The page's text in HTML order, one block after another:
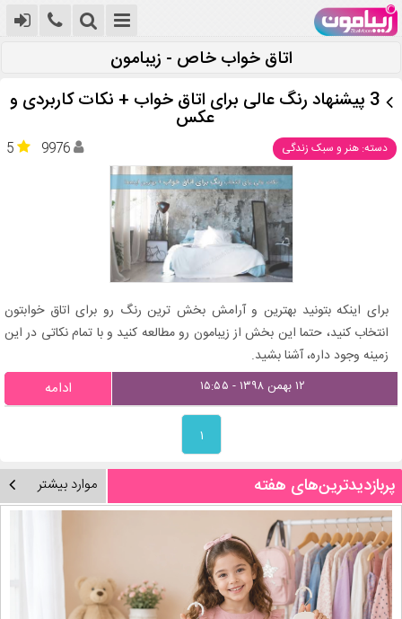
اتاق خواب خاص - زیبامون
3 پیشنهاد رنگ عالی برای اتاق خواب + نکات کاربردی و
عکس
دسته: هنر و سبک زندگی 5 9976
برای اینکه بتونید بهترین و آرامش بخش ترین رنگ رو برای اتاق خوابتون
انتخاب کنید، حتما این بخش از زیبامون رو مطالعه کنید و با تمام نکاتی در این
زمینه وجود داره، آشنا بشید.
۱۲ بهمن ۱۳۹۸ - ۱۵:۵۵ ادامه
۱
پربازدیدترین‌های هفته موارد بیشتر